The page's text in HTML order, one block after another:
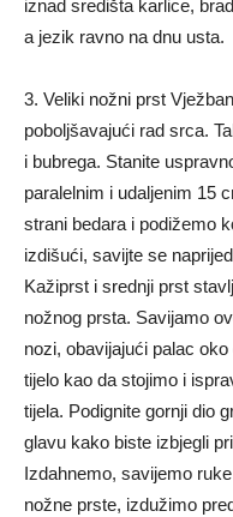
iznad središta karlice,
a jezik ravno na dnu usta.
3. Veliki nožni prst
poboljšavajući rad srca.
i bubrega. Stanite
paralelnim i udaljenim 15
strani bedara i podižemo
izdišući, savijte se
Kažiprst i srednji prst
nožnog prsta. Savijamo
nozi, obavijajući palac
tijelo kao da stojimo i
tijela. Podignite gornji dio
glavu kako biste izbjegli
Izdahnemo, savijemo
nožne prste, izdužimo